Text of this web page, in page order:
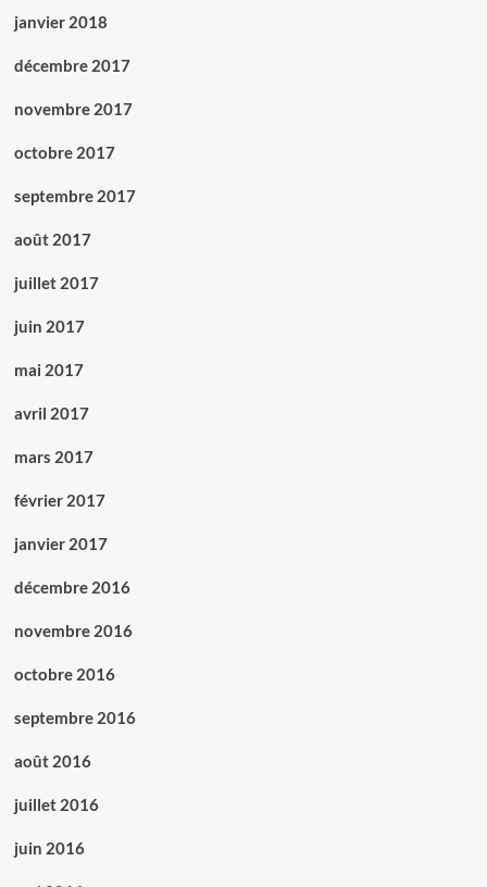
janvier 2018
décembre 2017
novembre 2017
octobre 2017
septembre 2017
août 2017
juillet 2017
juin 2017
mai 2017
avril 2017
mars 2017
février 2017
janvier 2017
décembre 2016
novembre 2016
octobre 2016
septembre 2016
août 2016
juillet 2016
juin 2016